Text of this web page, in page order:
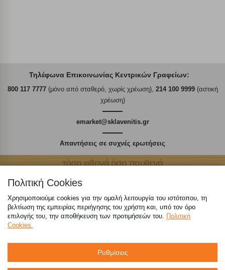
Τηλέφωνα Επικοινωνίας Κεντρικών Γραφείων:
800 117 7777(μόνο από σταθερό, χωρίς χρέωση), 214 100 9999(αστική
χρέωση)
emarket@sklavenitis.gr
Απαντήσεις σε συχνές ερωτήσεις
τόσο φθηνά όσο πουθενά
Καταστήματα
eMarket
Πολιτική Cookies
Χρησιμοποιούμε cookies για την ομαλή λειτουργία του ιστότοπου, τη
βελτίωση της εμπειρίας περιήγησης του χρήστη και, υπό τον όρο
επιλογής του, την αποθήκευση των προτιμήσεών του. Πολιτική
Cookies.
Ρυθμίσεις